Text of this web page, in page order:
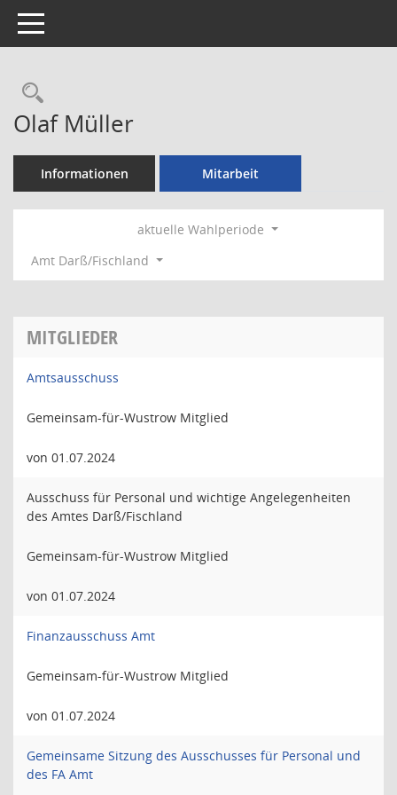
Toggle navigation
Rechercheauswahl
Olaf Müller
Informationen Mitarbeit
aktuelle Wahlperiode
Amt Darß/Fischland
MITGLIEDER
Amtsausschuss
Gemeinsam-für-Wustrow Mitglied
von 01.07.2024
Ausschuss für Personal und wichtige Angelegenheiten
des Amtes Darß/Fischland
Gemeinsam-für-Wustrow Mitglied
von 01.07.2024
Finanzausschuss Amt
Gemeinsam-für-Wustrow Mitglied
von 01.07.2024
Gemeinsame Sitzung des Ausschusses für Personal und
des FA Amt